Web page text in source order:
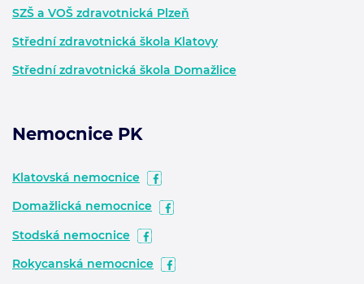
SZŠ a VOŠ zdravotnická Plzeň
Střední zdravotnická škola Klatovy
Střední zdravotnická škola Domažlice
Nemocnice PK
Klatovská nemocnice
Domažlická nemocnice
Stodská nemocnice
Rokycanská nemocnice